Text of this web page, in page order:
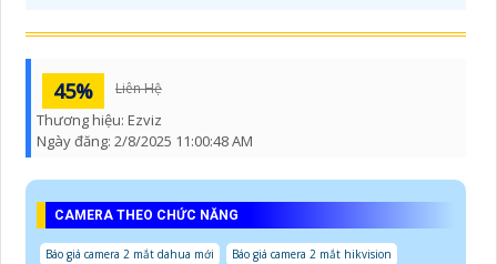
45% Liên Hệ
Thương hiệu: Ezviz
Ngày đăng: 2/8/2025 11:00:48 AM
CAMERA THEO CHỨC NĂNG
Báo giá camera 2 mắt dahua mới
Báo giá camera 2 mắt hikvision